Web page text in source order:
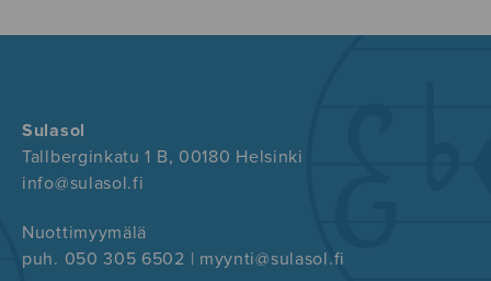
Sulasol
Tallberginkatu 1 B, 00180 Helsinki
info@sulasol.fi
Nuottimyymälä
puh. 050 305 6502 | myynti@sulasol.fi